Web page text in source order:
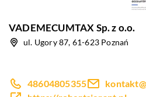
VADEMECUMTAX Sp. z o.o.
ul. Ugory 87, 61-623 Poznań
48604805355